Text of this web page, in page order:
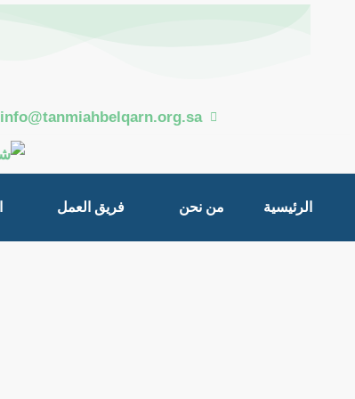
info@tanmiahbelqarn.org.sa
الرئيسية من نحن فريق العمل